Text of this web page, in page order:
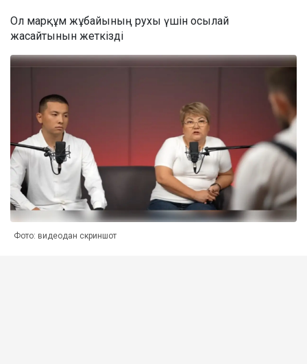
Ол марқұм жұбайының рухы үшін осылай
жасайтынын жеткізді
Фото: видеодан скриншот